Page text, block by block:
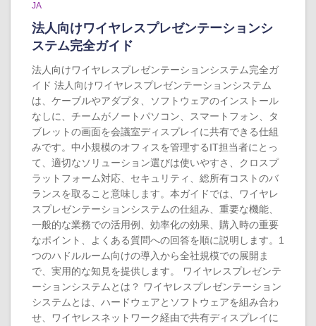
JA
法人向けワイヤレスプレゼンテーションシ
ステム完全ガイド
法人向けワイヤレスプレゼンテーションシステム完全ガ
イド 法人向けワイヤレスプレゼンテーションシステム
は、ケーブルやアダプタ、ソフトウェアのインストール
なしに、チームがノートパソコン、スマートフォン、タ
ブレットの画面を会議室ディスプレイに共有できる仕組
みです。中小規模のオフィスを管理するIT担当者にとっ
て、適切なソリューション選びは使いやすさ、クロスプ
ラットフォーム対応、セキュリティ、総所有コストのバ
ランスを取ること意味します。本ガイドでは、ワイヤレ
スプレゼンテーションシステムの仕組み、重要な機能、
一般的な業務での活用例、効率化の効果、購入時の重要
なポイント、よくある質問への回答を順に説明します。1
つのハドルルーム向けの導入から全社規模での展開ま
で、実用的な知見を提供します。 ワイヤレスプレゼンテ
ーションシステムとは？ ワイヤレスプレゼンテーション
システムとは、ハードウェアとソフトウェアを組み合わ
せ、ワイヤレスネットワーク経由で共有ディスプレイに